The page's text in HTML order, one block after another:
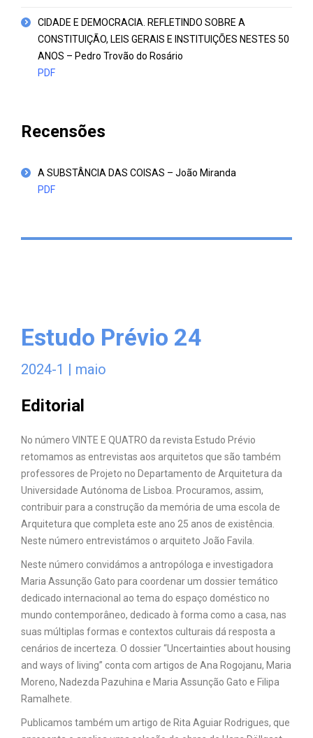
CIDADE E DEMOCRACIA. REFLETINDO SOBRE A
CONSTITUIÇÃO, LEIS GERAIS E INSTITUIÇÕES NESTES 50
ANOS – Pedro Trovão do Rosário
PDF
Recensões
A SUBSTÂNCIA DAS COISAS – João Miranda
PDF
Estudo Prévio 24
2024-1 | maio
Editorial
No número VINTE E QUATRO da revista Estudo Prévio
retomamos as entrevistas aos arquitetos que são também
professores de Projeto no Departamento de Arquitetura da
Universidade Autónoma de Lisboa. Procuramos, assim,
contribuir para a construção da memória de uma escola de
Arquitetura que completa este ano 25 anos de existência.
Neste número entrevistámos o arquiteto João Favila.
Neste número convidámos a antropóloga e investigadora
Maria Assunção Gato para coordenar um dossier temático
dedicado internacional ao tema do espaço doméstico no
mundo contemporâneo, dedicado à forma como a casa, nas
suas múltiplas formas e contextos culturais dá resposta a
cenários de incerteza. O dossier “Uncertainties about housing
and ways of living” conta com artigos de Ana Rogojanu, Maria
Moreno, Nadezda Pazuhina e Maria Assunção Gato e Filipa
Ramalhete.
Publicamos também um artigo de Rita Aguiar Rodrigues, que